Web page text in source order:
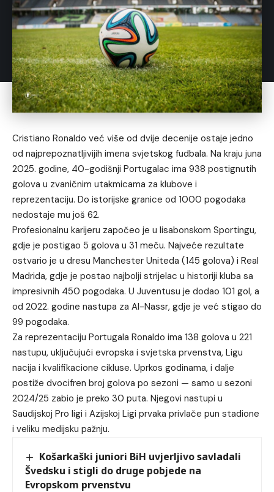
Cristiano Ronaldo već više od dvije decenije ostaje jedno
od najprepoznatljivijih imena svjetskog fudbala. Na kraju juna
2025. godine, 40-godišnji Portugalac ima 938 postignutih
golova u zvaničnim utakmicama za klubove i
reprezentaciju. Do istorijske granice od 1000 pogodaka
nedostaje mu još 62.
Profesionalnu karijeru započeo je u lisabonskom Sportingu,
gdje je postigao 5 golova u 31 meču. Najveće rezultate
ostvario je u dresu Manchester Uniteda (145 golova) i Real
Madrida, gdje je postao najbolji strijelac u historiji kluba sa
impresivnih 450 pogodaka. U Juventusu je dodao 101 gol, a
od 2022. godine nastupa za Al-Nassr, gdje je već stigao do
99 pogodaka.
Za reprezentaciju Portugala Ronaldo ima 138 golova u 221
nastupu, uključujući evropska i svjetska prvenstva, Ligu
nacija i kvalifikacione cikluse. Uprkos godinama, i dalje
postiže dvocifren broj golova po sezoni — samo u sezoni
2024/25 zabio je preko 30 puta. Njegovi nastupi u
Saudijskoj Pro ligi i Azijskoj Ligi prvaka privlače pun stadione
i veliku medijsku pažnju.
Košarkaški juniori BiH uvjerljivo savladali
Švedsku i stigli do druge pobjede na
Evropskom prvenstvu